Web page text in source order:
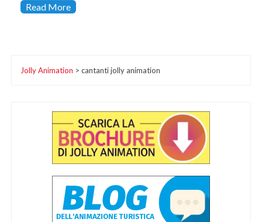
Read More
Jolly Animation > cantanti jolly animation